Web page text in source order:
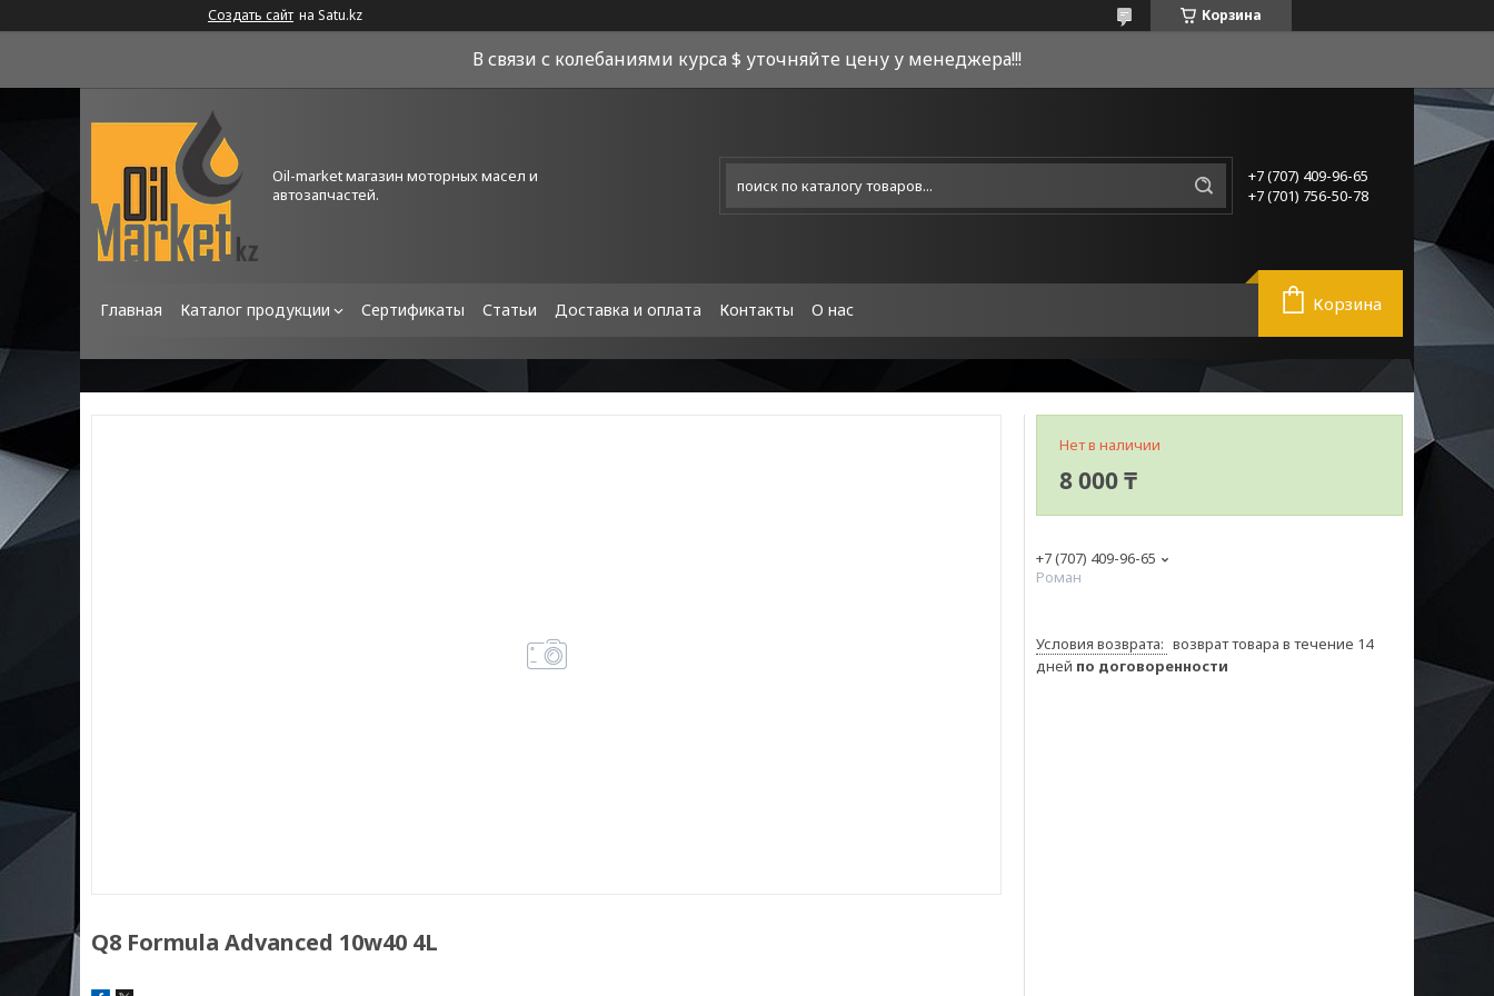
Создать сайт на Satu.kz Корзина
В связи с колебаниями курса $ уточняйте цену у менеджера!!!
Oil-market магазин моторных масел и
автозапчастей.
+7 (707) 409-96-65
+7 (701) 756-50-78
Главная Каталог продукции Сертификаты Статьи Доставка и оплата Контакты О нас Корзина
Q8 Formula Advanced 10w40 4L
Нет в наличии
8 000 ₸
+7 (707) 409-96-65
Роман
возврат товара в течение 14
дней по договоренности